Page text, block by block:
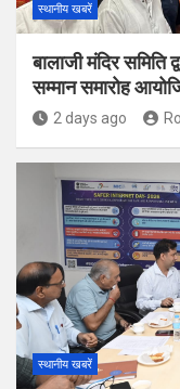
स्थानीय खबरें
बालाजी मंदिर समिति
सम्मान समारोह
2 days ago
स्थानीय खबरें